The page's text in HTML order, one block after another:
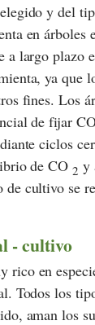
y del
en árboles
a largo plazo
ya que
fines. Los
de fijar
ciclos
de CO2 y
de cultivo se
- cultivo
rico en
Todos los
aman los